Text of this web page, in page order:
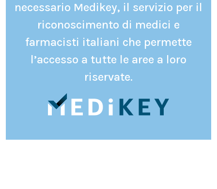
necessario Medikey, il servizio per il
riconoscimento di medici e
farmacisti italiani che permette
l’accesso a tutte le aree a loro
riservate.